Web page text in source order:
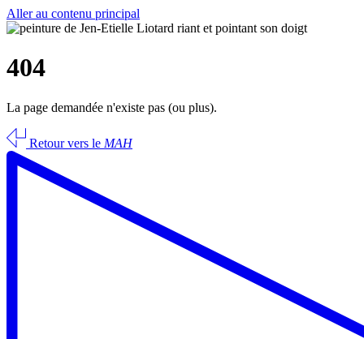
Aller au contenu principal
404
La page demandée n'existe pas (ou plus).
Retour vers le MAH